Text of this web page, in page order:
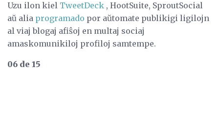
Uzu ilon kiel TweetDeck , HootSuite, SproutSocial
aŭ alia programado por aŭtomate publikigi ligilojn
al viaj blogaj afiŝoj en multaj sociaj
amaskomunikiloj profiloj samtempe.
06 de 15